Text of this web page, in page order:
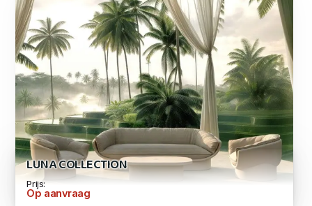
LUNA COLLECTION
Prijs:
Op aanvraag